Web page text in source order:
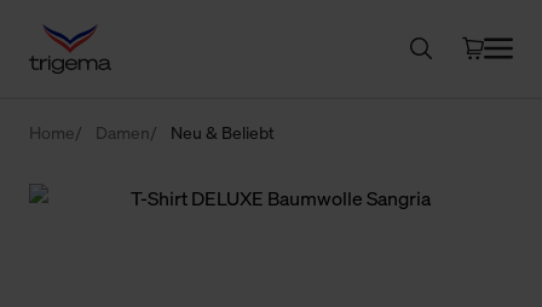
Home Damen Neu & Beliebt